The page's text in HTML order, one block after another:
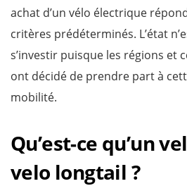
achat d’un vélo électrique
critères prédéterminés. L’état
s’investir puisque les régions et
ont décidé de prendre part à
mobilité.
Qu’est-ce qu’un
velo longtail ?